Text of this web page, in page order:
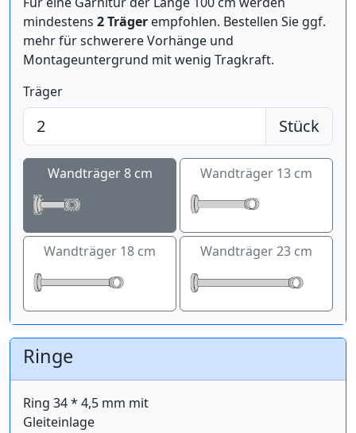
mindestens 2 Träger empfohlen. Bestellen Sie ggf.
mehr für schwerere Vorhänge und
Montageuntergrund mit wenig Tragkraft.
Träger
Stück
Wandträger 8 cm Wandträger 13 cm
Wandträger 18 cm Wandträger 23 cm
Ringe
Ring 34 * 4,5 mm mit
Gleiteinlage